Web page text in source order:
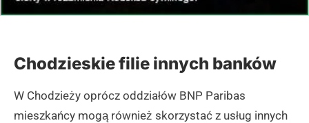
Chodzieskie filie innych banków
W Chodzieży oprócz oddziałów BNP Paribas
mieszkańcy mogą również skorzystać z usług innych